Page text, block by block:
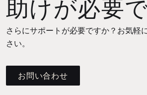
助けが必要
さらにサポートが必要ですか？お気軽
さい。
お問い合わせ